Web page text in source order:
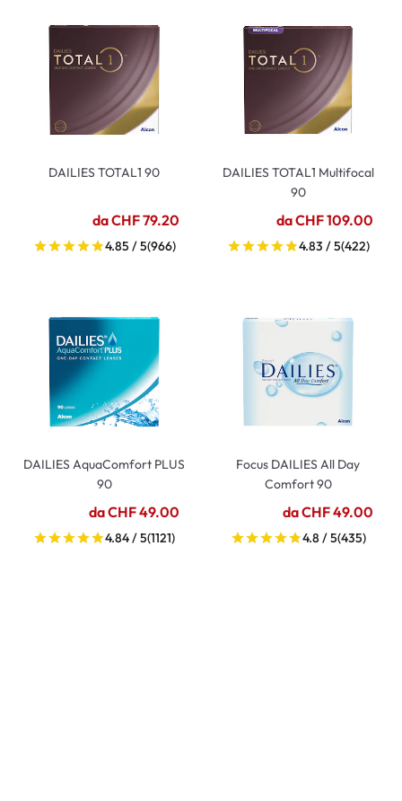
DAILIES TOTAL1 90
da CHF 79.20
4.85 / 5(966)
DAILIES TOTAL1 Multifocal
90
da CHF 109.00
4.83 / 5(422)
DAILIES AquaComfort PLUS
90
da CHF 49.00
4.84 / 5(1121)
Focus DAILIES All Day
Comfort 90
da CHF 49.00
4.8 / 5(435)